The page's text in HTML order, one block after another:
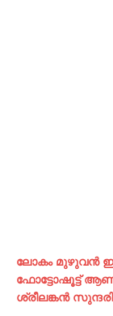
ലോകം മുഴുവന്‍
ഫോട്ടോഷൂട്ട്‌ ആണ്
ശ്രീലങ്കന്‍